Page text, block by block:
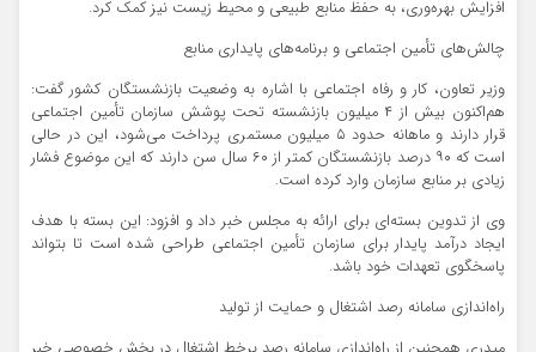
افزایش بهره‌وری، به حفظ منابع طبیعی و محیط زیست نیز کمک کرد.
چالش‌های تأمین اجتماعی و برنامه‌های پایداری منابع
وزیر تعاون، کار و رفاه اجتماعی با اشاره به وضعیت بازنشستگان کشور گفت:
هم‌اکنون بیش از ۴ میلیون بازنشسته تحت پوشش سازمان تأمین اجتماعی
قرار دارند و ماهانه حدود ۵ میلیون مستمری پرداخت می‌شود، این در حالی
است که ۹۰ درصد بازنشستگان کمتر از ۶۰ سال سن دارند که این موضوع فشار
زیادی بر منابع سازمان وارد کرده است.
وی از تدوین بسته‌ای برای ارائه به مجلس خبر داد و افزود: این بسته با هدف
ایجاد درآمد پایدار برای سازمان تأمین اجتماعی طراحی شده است تا بتواند
پاسخگوی تعهدات خود باشد.
راه‌اندازی سامانه رصد اشتغال و حمایت از تولید